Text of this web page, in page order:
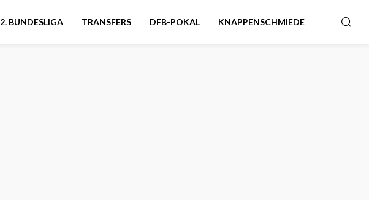
2. BUNDESLIGA TRANSFERS DFB-POKAL KNAPPENSCHMIEDE